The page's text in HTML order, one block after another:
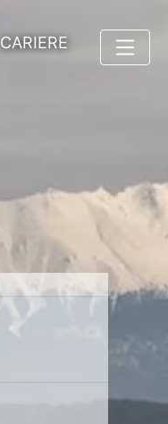
CARIERE